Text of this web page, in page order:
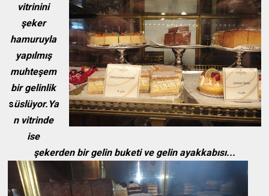
vitrinini
şeker
hamuruyla
yapılmış
muhteşem
bir gelinlik
süslüyor.Ya
n vitrinde
ise
şekerden bir gelin buketi ve gelin ayakkabısı...